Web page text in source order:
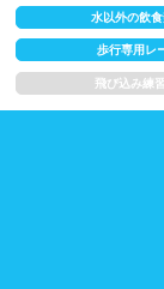
水以外の飲
歩行専用レ
飛び込み練
子供向け水泳
アクアビクス